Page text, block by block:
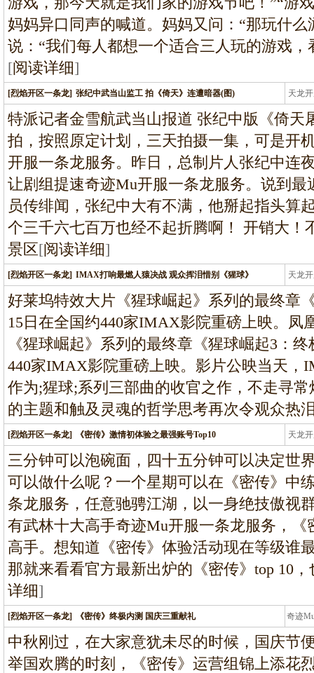
妈妈异口同声的喊道。妈妈又问：“那玩什
说：“我们每人都想一个适合三人玩的游戏
[阅读详细]
[烈焰开区一条龙] 张纪中武当山监工 拍《倚天》连遭暗器(图) 天龙
龙
特派记者金雪航武当山报道 张纪中版《倚天
拍，按照原定计划，三天拍摄一集，可是开
开服一条龙服务。昨日，总制片人张纪中连
让剧组提速奇迹Mu开服一条龙服务。说到
员传绯闻，张纪中大有不满，他掰起指头算
个三千六七百万也经不起折腾啊！ 开销大！
景区[阅读详细]
[烈焰开区一条龙] IMAX打响最燃人猿决战 观众挥泪惜别《猩球》 天龙
龙
好莱坞特效大片《猩球崛起》系列的最终章
15日在全国约440家IMAX影院重磅上映。凤
《猩球崛起》系列的最终章《猩球崛起3：
440家IMAX影院重磅上映。影片公映当天，
作为;猩球;系列三部曲的收官之作，不走寻
的主题和触及灵魂的哲学思考再次令观众热
[烈焰开区一条龙] 《密传》激情初体验之最强账号Top10 天龙
龙
三分钟可以泡碗面，四十五分钟可以决定世
可以做什么呢？一个星期可以在《密传》中
条龙服务，任意驰骋江湖，以一身绝技傲视
有武林十大高手奇迹Mu开服一条龙服务，
高手。想知道《密传》体验活动现在等级谁
那就来看看官方最新出炉的《密传》top 10
详细]
[烈焰开区一条龙] 《密传》终极内测 国庆三重献礼 奇迹
条
中秋刚过，在大家意犹未尽的时候，国庆节
举国欢腾的时刻，《密传》运营组锦上添花